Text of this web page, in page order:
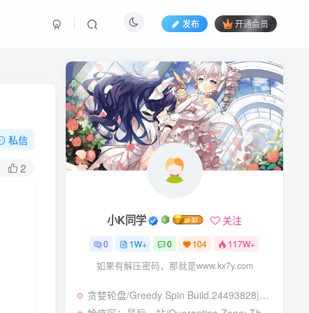
发布 开通会员
私信
2
小K同学 关注
0 1W+ 0 104 117W+
如果有解压密码，那就是www.kx7y.com
贪婪轮盘/Greedy Spin Build.24493828|策略战棋|容量247B|免安装绿色中文版